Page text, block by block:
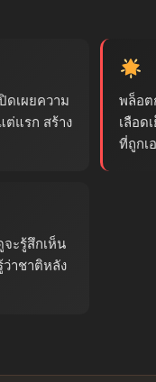
ดเผยความ
ต่แรก สร้าง
พล็อต
เลือด
ที่ถูกเ
ะรู้สึกเห็น
ว่าชาติหลัง